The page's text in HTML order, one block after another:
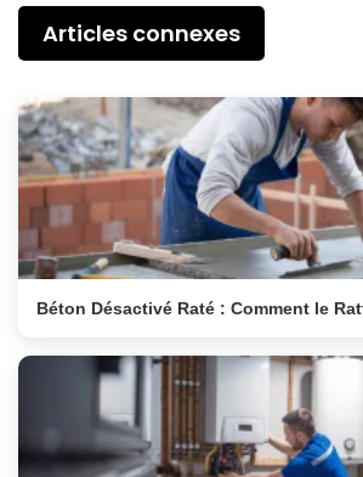
Articles connexes
Béton Désactivé Raté : Comment le